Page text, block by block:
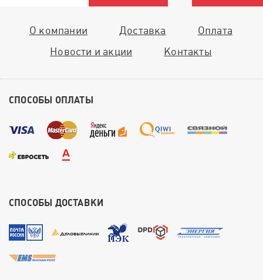
О компании Доставка
Оплата
Новости и акции
Контакты
СПОСОБЫ ОПЛАТЫ
СПОСОБЫ ДОСТАВКИ